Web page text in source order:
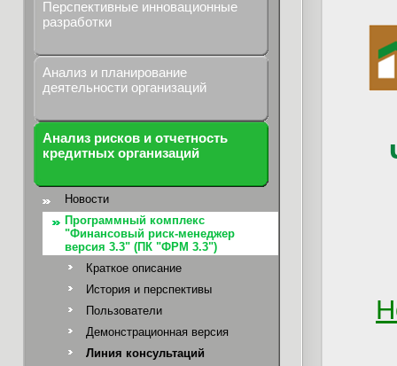
Перспективные инновационные
разработки
Анализ и планирование
деятельности организаций
Анализ рисков и отчетность
кредитных организаций
Новости
Программный комплекс
"Финансовый риск-менеджер
версия 3.3" (ПК "ФРМ 3.3")
Краткое описание
История и перспективы
Пользователи
Демонстрационная версия
Линия консультаций